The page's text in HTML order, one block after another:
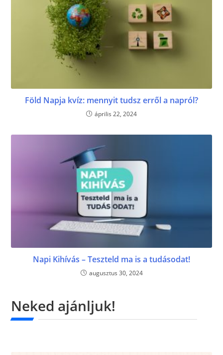
Föld Napja kvíz: mennyit tudsz erről a napról?
április 22, 2024
Napi Kihívás – Teszteld ma is a tudásodat!
augusztus 30, 2024
Neked ajánljuk!